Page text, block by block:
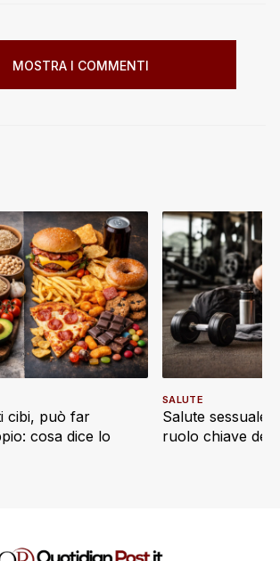
MOSTRA I COMMENTI
cibi, può far
cosa dice lo
Salute sessuale
ruolo chiave
SALUTE